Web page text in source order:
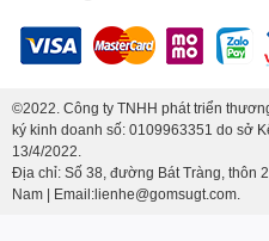
©2022. Công ty TNHH phát triển
ký kinh doanh số: 0109963351 do sở
13/4/2022.
Địa chỉ: Số 38, đường Bát Tràng, thôn
Nam | Email:lienhe@gomsugt.com.